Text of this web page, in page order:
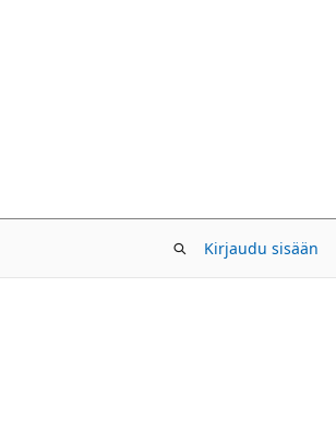
Kirjaudu sisään